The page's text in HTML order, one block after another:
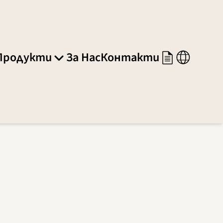
За НасКонтакти